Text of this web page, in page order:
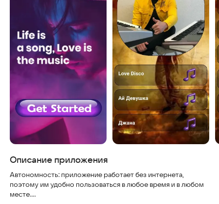
Описание приложения
Автономность: приложение работает без интернета,
поэтому им удобно пользоваться в любое время и в любом
месте.